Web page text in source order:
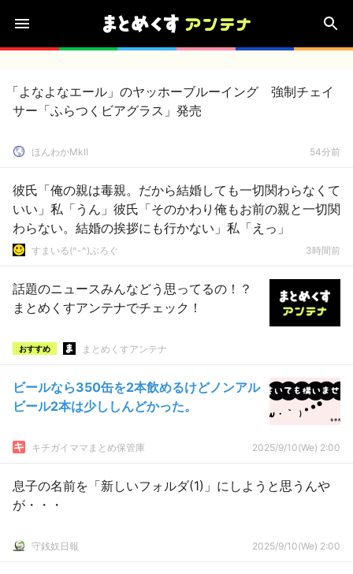
「よなよなエール」のヤッホーブルーイング 強制チェイ
サー「ふらつくビアグラス」発売
ほんわかMkⅡ 54分前
彼氏「俺の親は毒親。だから結婚しても一切関わらなくて
いい」私「うん」彼氏「そのかわり俺もお前の親と一切関
わらない。結婚の挨拶にも行かない」私「えっ」
すまいる(^-^)ぶろぐ 3時間前
話題のニュースみんなどう思ってるの！？
まとめくすアンテナでチェック！
おすすめ まとめくすアンテナ
ビールなら350缶を2本飲めるけどノンアル
ビール2本は少ししんどかった。
キチガイママまとめ保管庫 2025/9/10(We) 2:00
息子の名前を「新しいフォルダ(1)」にしようと思うんや
が・・・
守銭奴日報 2025/9/10(We) 2:00